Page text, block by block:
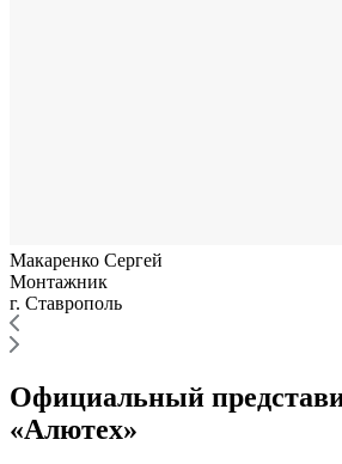
Макаренко Сергей
Монтажник
г. Ставрополь
Официальный
«Алютех»